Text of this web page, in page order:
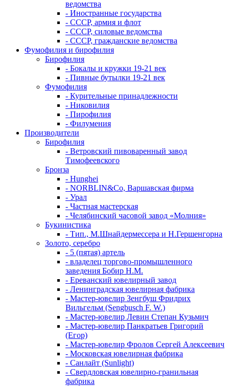
ведомства
- Иностранные государства
- СССР, армия и флот
- СССР, силовые ведомства
- СССР, гражданские ведомства
Фумофилия и бирофилия
Бирофилия
- Бокалы и кружки 19-21 век
- Пивные бутылки 19-21 век
Фумофилия
- Курительные принадлежности
- Никовилия
- Пирофилия
- Филумения
Производители
Бирофилия
- Ветровский пивоваренный завод
Тимофеевского
Бронза
- Hunghei
- NORBLIN&Co, Варшавская фирма
- Урал
- Частная мастерская
- Челябинский часовой завод «Молния»
Букинистика
- Тип., М.Шнайдермессера и Н.Гершенгорна
Золото, серебро
- 5 (пятая) артель
- владелец торгово-промышленного
заведения Бобир Н.М.
- Ереванский ювелирный завод
- Ленинградская ювелирная фабрика
- Мастер-ювелир Зенгбуш Фридрих
Вильгельм (Sengbusch F. W.)
- Мастер-ювелир Левин Степан Кузьмич
- Мастер-ювелир Панкратьев Григорий
(Егор)
- Мастер-ювелир Фролов Сергей Алексеевич
- Московская ювелирная фабрика
- Санлайт (Sunlight)
- Свердловская ювелирно-гранильная
фабрика